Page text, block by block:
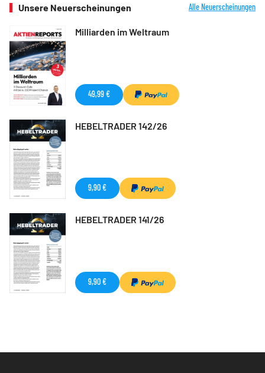
Unsere Neuerscheinungen Alle Neuerscheinungen
Milliarden im Weltraum
49,99 €
HEBELTRADER 142/26
9,90 €
HEBELTRADER 141/26
9,90 €